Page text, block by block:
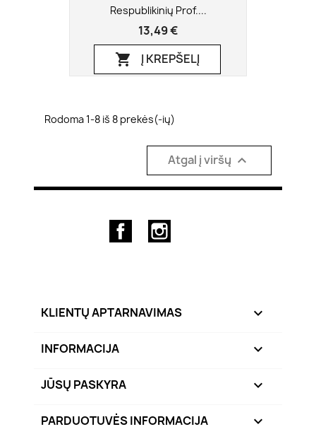
Respublikinių Prof....
13,49 €
 Į KREPŠELĮ
Rodoma 1-8 iš 8 prekės(-ių)
Atgal į viršų 
Facebook
KLIENTŲ APTARNAVIMAS 
INFORMACIJA 
JŪSŲ PASKYRA 
PARDUOTUVĖS INFORMACIJA keyboard_arrow_down